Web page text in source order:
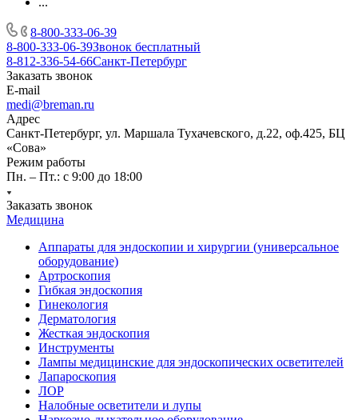
8-800-333-06-39
8-800-333-06-39Звонок бесплатный
8-812-336-54-66Санкт-Петербург
Заказать звонок
E-mail
medi@breman.ru
Адрес
Санкт-Петербург, ул. Маршала Тухачевского, д.22, оф.425, БЦ
«Сова»
Режим работы
Пн. – Пт.: с 9:00 до 18:00
Заказать звонок
Медицина
Аппараты для эндоскопии и хирургии (универсальное
оборудование)
Артроскопия
Гибкая эндоскопия
Гинекология
Дерматология
Жесткая эндоскопия
Инструменты
Лампы медицинские для эндоскопических осветителей
Лапароскопия
ЛОР
Налобные осветители и лупы